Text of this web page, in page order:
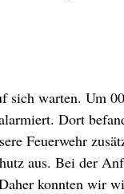
sich warten. Um
Dort
Feuerwehr
aus. Bei der
konnten wir